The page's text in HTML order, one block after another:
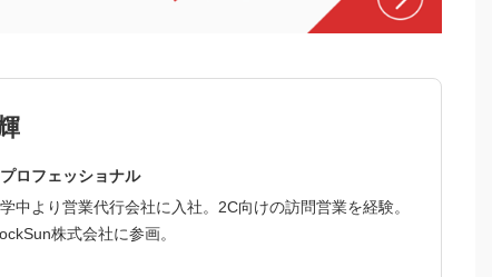
ロフェッショナル
中より営業代行会社に入社。2C向けの訪問営業を経験。
株式会社に参画。